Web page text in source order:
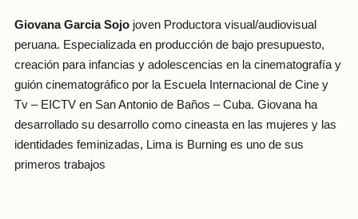
Giovana Garcia Sojojoven Productora visual/audiovisual
peruana. Especializada en producción de bajo presupuesto,
creación para infancias y adolescencias en la cinematografía y
guión cinematográfico por la Escuela Internacional de Cine y
Tv – EICTV en San Antonio de Baños – Cuba. Giovana ha
desarrollado su desarrollo como cineasta en las mujeres y las
identidades feminizadas, Lima is Burning es uno de sus
primeros trabajos